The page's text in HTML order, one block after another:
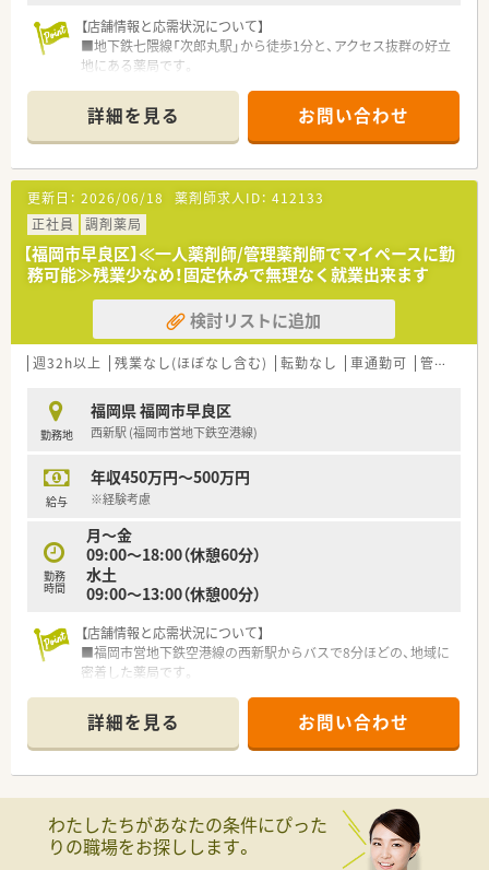
【店舗情報と応需状況について】
■地下鉄七隈線「次郎丸駅」から徒歩1分と、アクセス抜群の好立
地にある薬局です。
を担当しています。
■薬剤師は常勤1名と事務員複数名体制で、管理薬剤師は男性の
方が務めています。
■2025年1月に開局したばかりの新しい薬局です。
【法人特徴について】
■2021年に東証グロース市場へ上場した、在宅医療を主軸に成
長を続ける企業です。
■超高齢化社会を見据え、在宅訪問薬局を全国に60店舗以上展
開し事業を拡大しています。
■自社開発の在宅業務専用システムを導入し、業務の効率化と負
担軽減を実現しています。
【こんな方にオススメ】
専門的に学びたい方。
■子育てや介護など、将来のライフイベントを見据えて長く働け
る職場を探している方におすすめです。
アップを目指したい方。
■育休から復帰した社員を対象に手当を支給するなど、子育て支
援に力を入れています。
■未就学児を育てる社員をサポートする「ミルククラブ」という
独自の福利厚生制度があります。
ー制度があり、安心して業務を覚えられます。
詳細を見る お問い合わせ
更新日： 2026/06/18 薬剤師求人ID： 412133
正社員
調剤薬局
【福岡市早良区】≪一人薬剤師/管理薬剤師でマイペースに勤
務可能≫残業少なめ！固定休みで無理なく就業出来ます
検討リストに追加
週32h以上 残業なし(ほぼなし含む) 転勤なし 車通勤可 管理薬剤師
勤務地
福岡県 福岡市早良区
西新駅 (福岡市営地下鉄空港線)
給与
年収450万円～500万円
※経験考慮
勤務
時間
月～金
09:00～18:00（休憩60分）
水土
09:00～13:00（休憩00分）
【店舗情報と応需状況について】
■福岡市営地下鉄空港線の西新駅からバスで8分ほどの、地域に
密着した薬局です。
おり、1日平均25～30枚です。
■薬剤師は常時1名体制ですが、事務スタッフが在籍し薬剤師業
務に専念できる環境です。
■今回は管理薬剤師の欠員補充となり、責任感をもって主体的に
店舗を運営してくださる方を募集します。
■一人体制でも、近隣店舗スタッフと円滑に連携できるコミュニ
詳細を見る お問い合わせ
わたしたちがあなたの条件にぴった
りの職場をお探しします。